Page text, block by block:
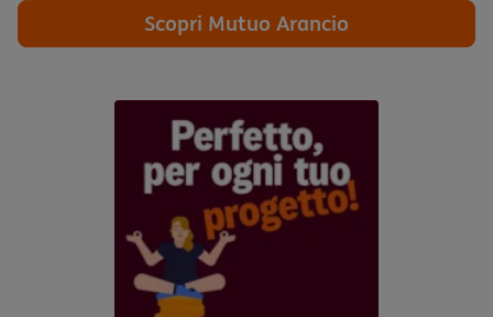
Scopri Mutuo Arancio